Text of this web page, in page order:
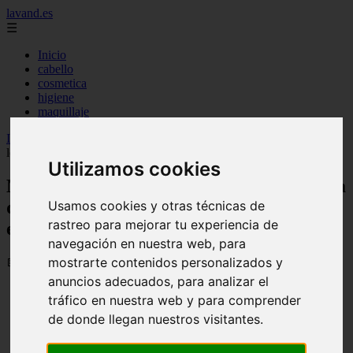
Utilizamos cookies
Usamos cookies y otras técnicas de
rastreo para mejorar tu experiencia de
navegación en nuestra web, para
mostrarte contenidos personalizados y
anuncios adecuados, para analizar el
tráfico en nuestra web y para comprender
de donde llegan nuestros visitantes.
lavand.es
☰
Inicio
cabello
cosmetica
higiene
maquillaje
Inicio
look se mantenga impecable bajo el sol
Maquillaje resistente al calor: claves para
que tu look se mantenga impecable bajo
el sol
📅 12/06/2026
¿Crees que debes despedirte de tu rutina de maquillaje
habitual cuando llegan los meses de altas temperaturas?
Nada más lejos de la realidad. Lo que necesitas es
aprender a ajustar cada paso para que el calor, la
humedad y el sudor no arruinen tu esfuerzo.